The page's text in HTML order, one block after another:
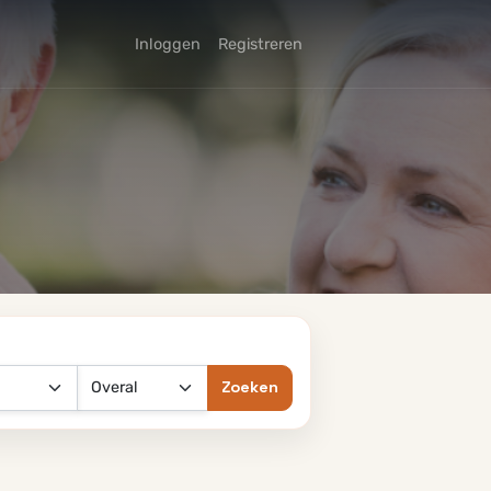
Inloggen Registreren
Zoeken